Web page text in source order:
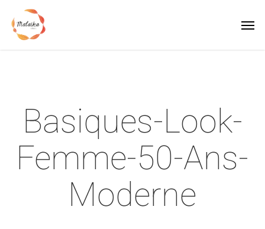
main
Basiques-Look-
Femme-50-Ans-
Moderne